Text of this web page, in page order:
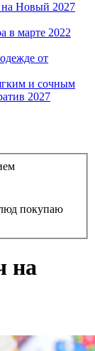
на Новый 2027
в марте 2022
от
и сочным
2027
покупаю
на